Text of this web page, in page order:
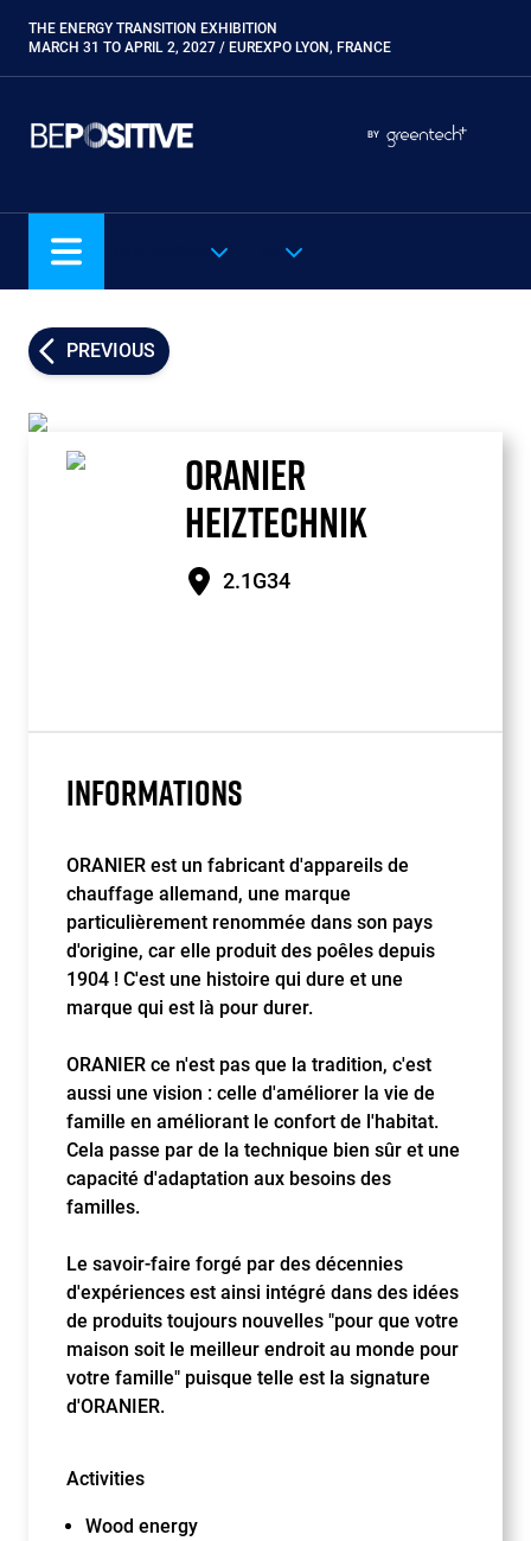
main
Paragraphes
THE ENERGY TRANSITION EXHIBITION
MARCH 31 TO APRIL 2, 2027 / EUREXPO LYON, FRANCE
Paragraphes Paragraphes
BY
Piscine Global
PREVIOUS
ORANIER
HEIZTECHNIK
2.1G34
INFORMATIONS
ORANIER est un fabricant d'appareils de
chauffage allemand, une marque
particulièrement renommée dans son pays
d'origine, car elle produit des poêles depuis
1904 ! C'est une histoire qui dure et une
marque qui est là pour durer.
ORANIER ce n'est pas que la tradition, c'est
aussi une vision : celle d'améliorer la vie de
famille en améliorant le confort de l'habitat.
Cela passe par de la technique bien sûr et une
capacité d'adaptation aux besoins des
familles.
Le savoir-faire forgé par des décennies
d'expériences est ainsi intégré dans des idées
de produits toujours nouvelles "pour que votre
maison soit le meilleur endroit au monde pour
votre famille" puisque telle est la signature
d'ORANIER.
Activities
Wood energy